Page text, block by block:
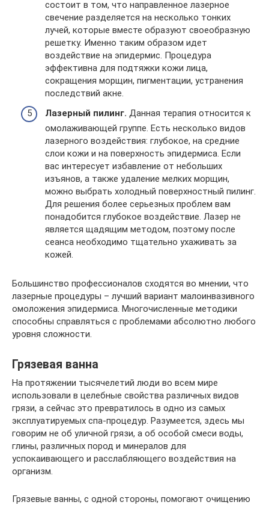
состоит в том, что направленное лазерное
свечение разделяется на несколько тонких
лучей, которые вместе образуют своеобразную
решетку. Именно таким образом идет
воздействие на эпидермис. Процедура
эффективна для подтяжки кожи лица,
сокращения морщин, пигментации, устранения
последствий акне.
Лазерный пилинг. Данная терапия относится к
омолаживающей группе. Есть несколько видов
лазерного воздействия: глубокое, на средние
слои кожи и на поверхность эпидермиса. Если
вас интересует избавление от небольших
изъянов, а также удаление мелких морщин,
можно выбрать холодный поверхностный пилинг.
Для решения более серьезных проблем вам
понадобится глубокое воздействие. Лазер не
является щадящим методом, поэтому после
сеанса необходимо тщательно ухаживать за
кожей.
Большинство профессионалов сходятся во мнении, что
лазерные процедуры – лучший вариант малоинвазивного
омоложения эпидермиса. Многочисленные методики
способны справляться с проблемами абсолютно любого
уровня сложности.
Грязевая ванна
На протяжении тысячелетий люди во всем мире
использовали в целебные свойства различных видов
грязи, а сейчас это превратилось в одно из самых
эксплуатируемых спа-процедур. Разумеется, здесь мы
говорим не об уличной грязи, а об особой смеси воды,
глины, различных пород и минералов для
успокаивающего и расслабляющего воздействия на
организм.
Грязевые ванны, с одной стороны, помогают очищению